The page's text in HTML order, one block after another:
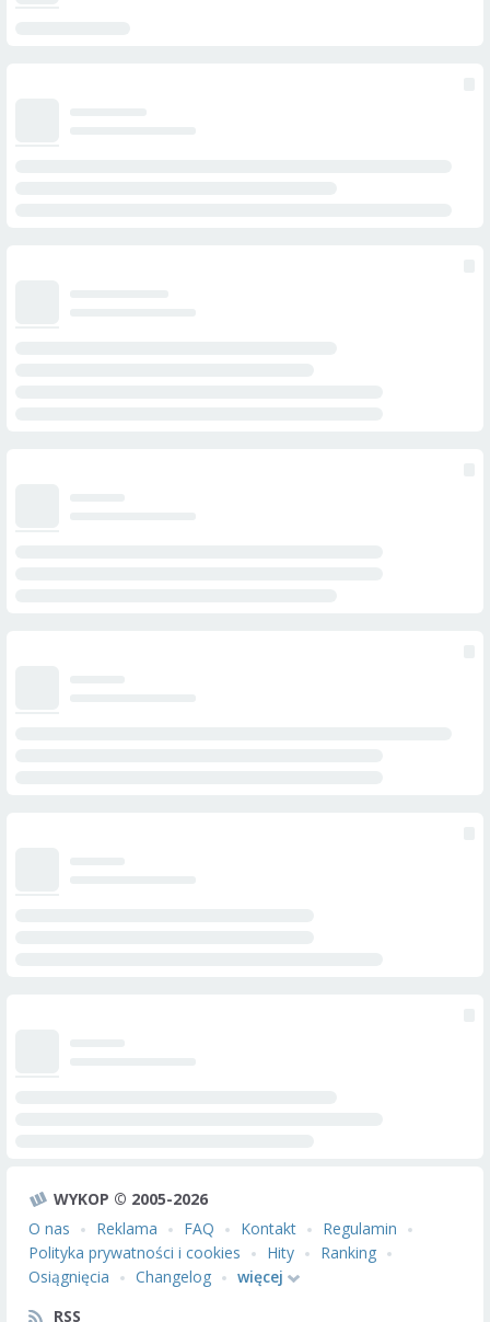
WYKOP © 2005-2026
O nas
Reklama FAQ Kontakt
Regulamin
Polityka prywatności i cookies
Hity
Ranking
Osiągnięcia
Changelog
więcej
RSS